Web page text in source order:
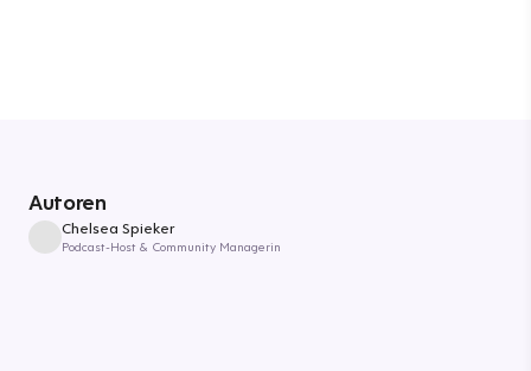
Autoren
Chelsea Spieker
Podcast-Host & Community Managerin